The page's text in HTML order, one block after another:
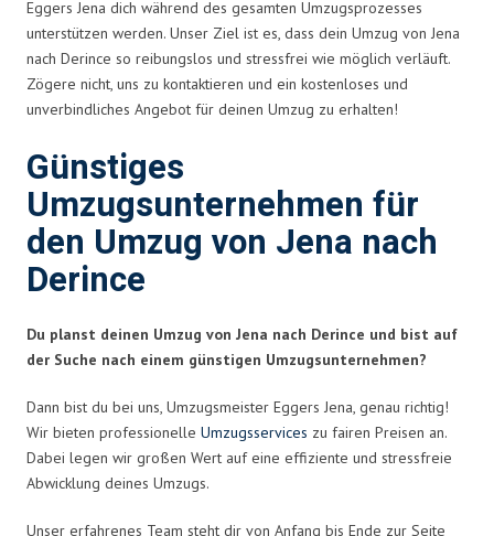
Eggers Jena dich während des gesamten Umzugsprozesses
unterstützen werden. Unser Ziel ist es, dass dein Umzug von Jena
nach Derince so reibungslos und stressfrei wie möglich verläuft.
Zögere nicht, uns zu kontaktieren und ein kostenloses und
unverbindliches Angebot für deinen Umzug zu erhalten!
Günstiges
Umzugsunternehmen für
den Umzug von Jena nach
Derince
Du planst deinen Umzug von Jena nach Derince und bist auf
der Suche nach einem günstigen Umzugsunternehmen?
Dann bist du bei uns, Umzugsmeister Eggers Jena, genau richtig!
Wir bieten professionelle Umzugsservices zu fairen Preisen an.
Dabei legen wir großen Wert auf eine effiziente und stressfreie
Abwicklung deines Umzugs.
Unser erfahrenes Team steht dir von Anfang bis Ende zur Seite